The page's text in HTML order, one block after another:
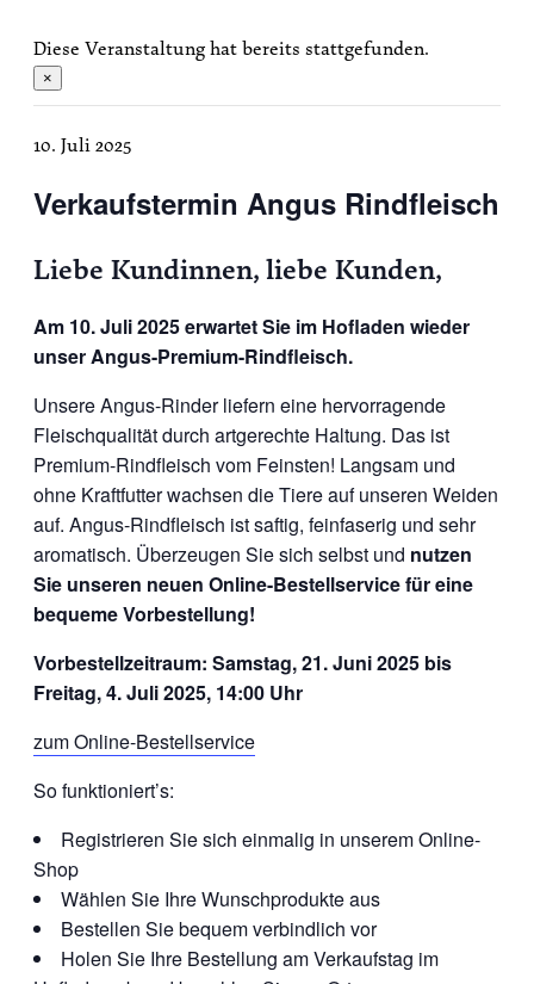
Diese Veranstaltung hat bereits stattgefunden.
×
10. Juli 2025
Verkaufstermin Angus Rindfleisch
Liebe Kundinnen, liebe Kunden,
Am 10. Juli 2025 erwartet Sie im Hofladen wieder
unser Angus-Premium-Rindfleisch.
Unsere Angus-Rinder liefern eine hervorragende
Fleischqualität durch artgerechte Haltung. Das ist
Premium-Rindfleisch vom Feinsten! Langsam und
ohne Kraftfutter wachsen die Tiere auf unseren Weiden
auf. Angus-Rindfleisch ist saftig, feinfaserig und sehr
aromatisch. Überzeugen Sie sich selbst und nutzen
Sie unseren neuen Online-Bestellservice für eine
bequeme Vorbestellung!
Vorbestellzeitraum: Samstag, 21. Juni 2025 bis
Freitag, 4. Juli 2025, 14:00 Uhr
zum Online-Bestellservice
So funktioniert’s:
Registrieren Sie sich einmalig in unserem Online-
Shop
Wählen Sie Ihre Wunschprodukte aus
Bestellen Sie bequem verbindlich vor
Holen Sie Ihre Bestellung am Verkaufstag im